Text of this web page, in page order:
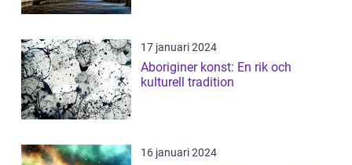
17 januari 2024
Aboriginer konst: En rik och
kulturell tradition
16 januari 2024